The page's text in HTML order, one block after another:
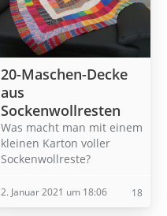
20-Maschen-Decke
aus
Sockenwollresten
Was macht man mit einem
kleinen Karton voller
Sockenwollreste?
2. Januar 2021 um 18:06 18